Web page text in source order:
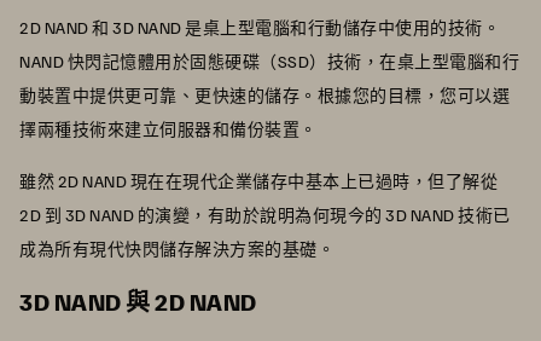
2D NAND 和 3D NAND 是桌上型電腦和行動儲存中使用的技術。
NAND 快閃記憶體用於固態硬碟（SSD）技術，在桌上型電腦和行
動裝置中提供更可靠、更快速的儲存。根據您的目標，您可以選
擇兩種技術來建立伺服器和備份裝置。
雖然 2D NAND 現在在現代企業儲存中基本上已過時，但了解從
2D 到 3D NAND 的演變，有助於說明為何現今的 3D NAND 技術已
成為所有現代快閃儲存解決方案的基礎。
3D NAND 與 2D NAND